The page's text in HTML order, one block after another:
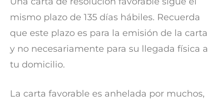
mismo plazo de 135 días hábiles. Recuerda
que este plazo es para la emisión de la carta
y no necesariamente para su llegada física a
tu domicilio.
La carta favorable es anhelada por muchos,